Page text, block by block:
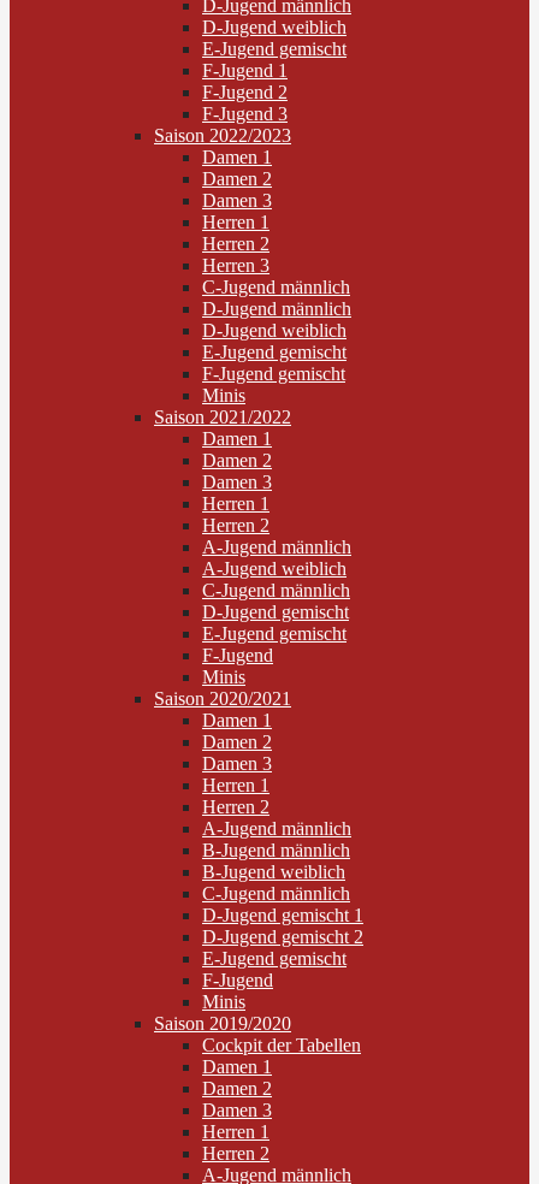
D-Jugend männlich
D-Jugend weiblich
E-Jugend gemischt
F-Jugend 1
F-Jugend 2
F-Jugend 3
Saison 2022/2023
Damen 1
Damen 2
Damen 3
Herren 1
Herren 2
Herren 3
C-Jugend männlich
D-Jugend männlich
D-Jugend weiblich
E-Jugend gemischt
F-Jugend gemischt
Minis
Saison 2021/2022
Damen 1
Damen 2
Damen 3
Herren 1
Herren 2
A-Jugend männlich
A-Jugend weiblich
C-Jugend männlich
D-Jugend gemischt
E-Jugend gemischt
F-Jugend
Minis
Saison 2020/2021
Damen 1
Damen 2
Damen 3
Herren 1
Herren 2
A-Jugend männlich
B-Jugend männlich
B-Jugend weiblich
C-Jugend männlich
D-Jugend gemischt 1
D-Jugend gemischt 2
E-Jugend gemischt
F-Jugend
Minis
Saison 2019/2020
Cockpit der Tabellen
Damen 1
Damen 2
Damen 3
Herren 1
Herren 2
A-Jugend männlich